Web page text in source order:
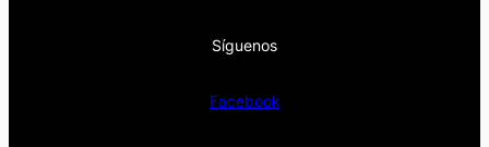
Síguenos
Facebook